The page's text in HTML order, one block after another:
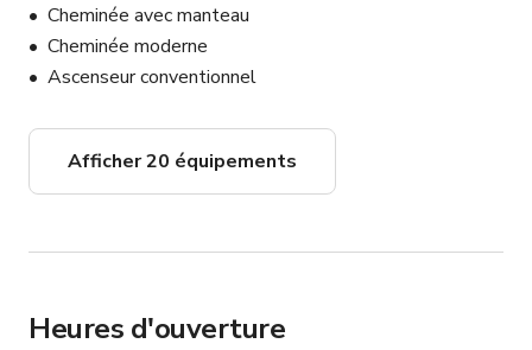
Cheminée avec manteau
Cheminée moderne
Ascenseur conventionnel
Afficher 20 équipements
Heures d'ouverture